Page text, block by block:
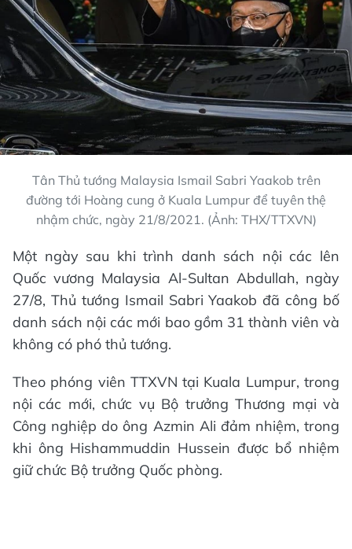
Tân Thủ tướng Malaysia Ismail Sabri Yaakob trên
đường tới Hoàng cung ở Kuala Lumpur để tuyên thệ
nhậm chức, ngày 21/8/2021. (Ảnh: THX/TTXVN)
Một ngày sau khi trình danh sách nội các lên
Quốc vương Malaysia Al-Sultan Abdullah, ngày
27/8, Thủ tướng Ismail Sabri Yaakob đã công bố
danh sách nội các mới bao gồm 31 thành viên và
không có phó thủ tướng.
Theo phóng viên TTXVN tại Kuala Lumpur, trong
nội các mới, chức vụ Bộ trưởng Thương mại và
Công nghiệp do ông Azmin Ali đảm nhiệm, trong
khi ông Hishammuddin Hussein được bổ nhiệm
giữ chức Bộ trưởng Quốc phòng.